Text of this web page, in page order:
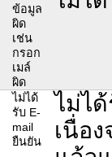
ข้อมูล
ผิด
เช่น
กรอก
เมล์
ผิด
ไม่ได้
รับ E-
mail
ยืนยัน
ไม่ไ
เนื่อ